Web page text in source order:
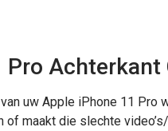
Achterkant
uw Apple iPhone 11
of maakt die slechte